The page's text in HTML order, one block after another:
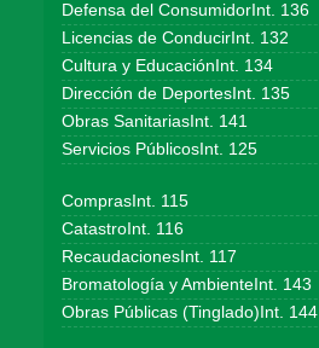
Defensa del ConsumidorInt. 136
Licencias de ConducirInt. 132
Cultura y EducaciónInt. 134
Dirección de DeportesInt. 135
Obras SanitariasInt. 141
Servicios PúblicosInt. 125
ComprasInt. 115
CatastroInt. 116
RecaudacionesInt. 117
Bromatología y AmbienteInt. 143
Obras Públicas (Tinglado)Int. 144